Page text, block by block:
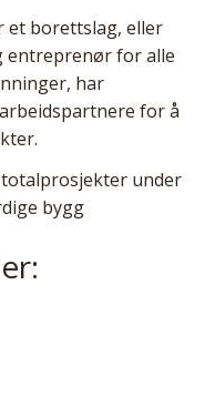
et borettslag, eller
entreprenør for alle
har
for å
totalprosjekter under
bygg